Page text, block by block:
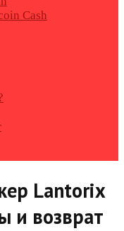
Cash
Lantorix
и возврат